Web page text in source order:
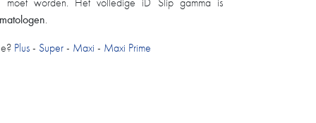
. ​​​
Plus- Super- Maxi - Maxi Prime